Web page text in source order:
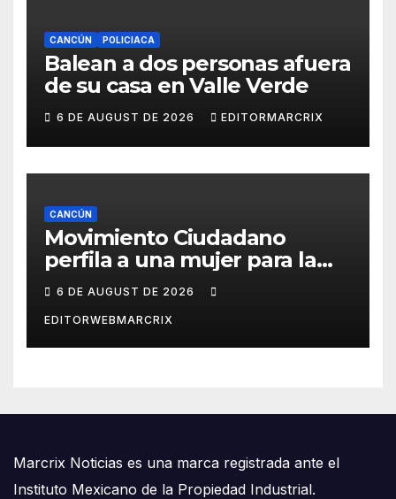
CANCÚN POLICIACA
Balean a dos personas afuera
de su casa en Valle Verde
6 DE AUGUST DE 2026 EDITORMARCRIX
CANCÚN
Movimiento Ciudadano
perfila a una mujer para la
candidatura en Cancún
6 DE AUGUST DE 2026
EDITORWEBMARCRIX
Marcrix Noticias es una marca registrada ante el
Instituto Mexicano de la Propiedad Industrial.